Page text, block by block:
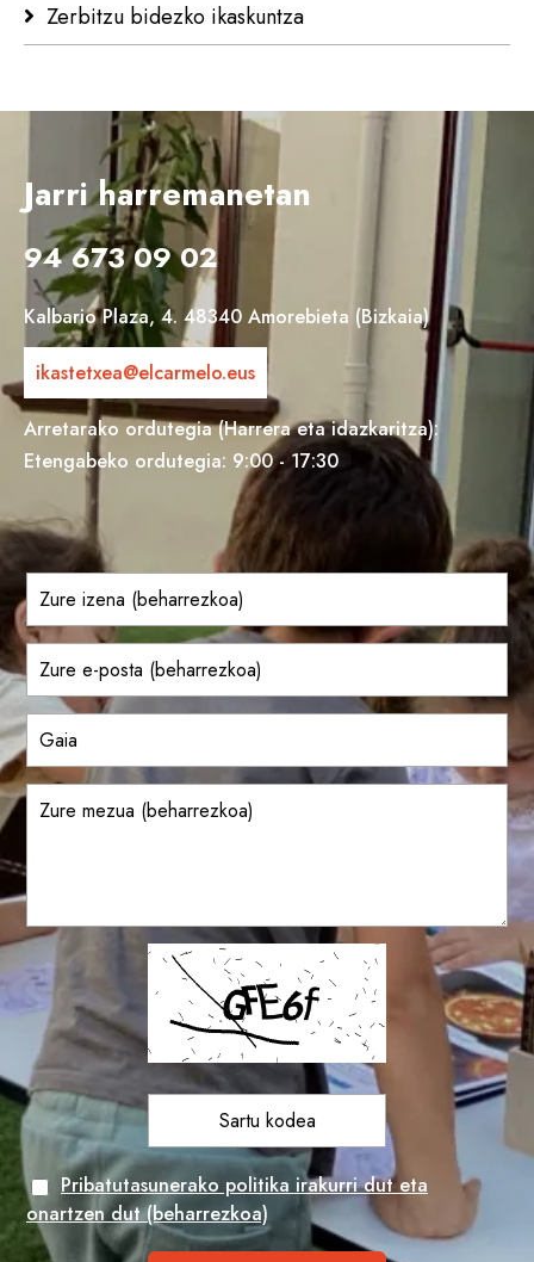
Zerbitzu bidezko ikaskuntza
Jarri harremanetan
94 673 09 02
Kalbario Plaza, 4. 48340 Amorebieta (Bizkaia)
ikastetxea@elcarmelo.eus
Arretarako ordutegia (Harrera eta idazkaritza):
Etengabeko ordutegia: 9:00 - 17:30
Pribatutasunerako politika irakurri dut eta
onartzen dut (beharrezkoa)